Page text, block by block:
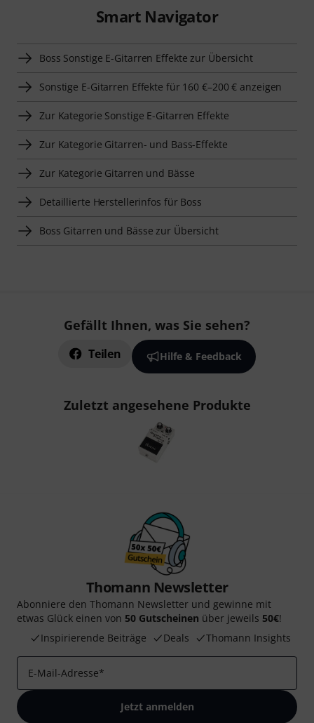
Smart Navigator
Boss Sonstige E-Gitarren Effekte zur Übersicht
Sonstige E-Gitarren Effekte für 160 €–200 € anzeigen
Zur Kategorie Sonstige E-Gitarren Effekte
Zur Kategorie Gitarren- und Bass-Effekte
Zur Kategorie Gitarren und Bässe
Detaillierte Herstellerinfos für Boss
Boss Gitarren und Bässe zur Übersicht
Gefällt Ihnen, was Sie sehen?
Teilen Hilfe & Feedback
Zuletzt angesehene Produkte
Thomann Newsletter
Abonniere den Thomann Newsletter und gewinne mit
etwas Glück einen von 50 Gutscheinen über jeweils 50€!
Inspirierende Beiträge
Deals Thomann Insights
E-Mail-Adresse*
Jetzt anmelden